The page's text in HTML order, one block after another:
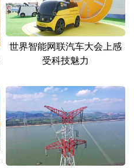
世界智能网联汽车大会上感
受科技魅力